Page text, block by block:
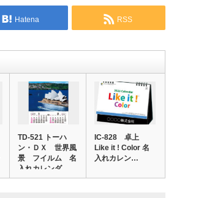
Hatena RSS
TD-521 トーハ
ン・ＤＸ 世界風
景 フイルム 名
入れカレンダ…
IC-828 卓上
Like it ! Color 名
入れカレン…